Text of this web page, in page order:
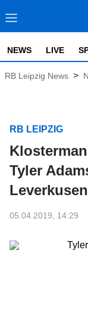
NEWS LIVE
RB Leipzig News >
RB LEIPZIG
Tyler
Leverkusen
05.04.2019, 14:29